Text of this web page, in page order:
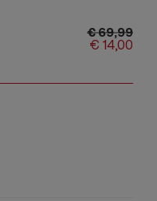
€69,99
€ 14,00